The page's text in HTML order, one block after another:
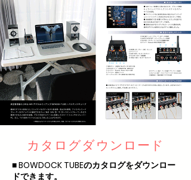
カタログダウンロード
■ BOWDOCK TUBEのカタログをダウンロー
ドできます。